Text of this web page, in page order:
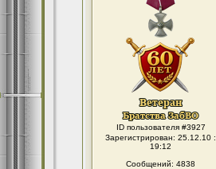
ID пользователя #3927
Зарегистрирован: 25.12.10 :
19:12
Сообщений: 4838